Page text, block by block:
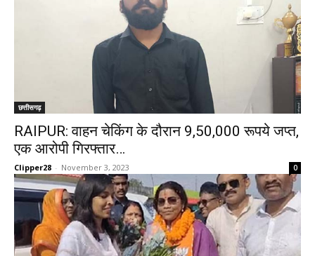
छत्तीसगढ़
RAIPUR: वाहन चेकिंग के दौरान 9,50,000 रूपये जप्त,
एक आरोपी गिरफ्तार…
Clipper28 - November 3, 2023 0